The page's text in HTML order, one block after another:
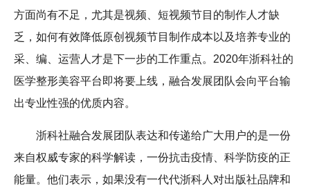
方面尚有不足，尤其是视频、短视频节目的制作人才缺
乏，如何有效降低原创视频节目制作成本以及培养专业的
采、编、运营人才是下一步的工作重点。2020年浙科社的
医学整形美容平台即将要上线，融合发展团队会向平台输
出专业性强的优质内容。
浙科社融合发展团队表达和传递给广大用户的是一份
来自权威专家的科学解读，一份抗击疫情、科学防疫的正
能量。他们表示，如果没有一代代浙科人对出版社品牌和